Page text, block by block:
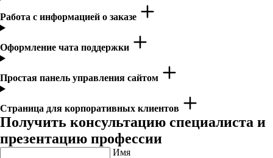
Работа с информацией о заказе
Оформление чата поддержки
Простая панель управления сайтом
Страница для корпоративных клиентов
Получить консультацию специалиста и
презентацию профессии
Имя